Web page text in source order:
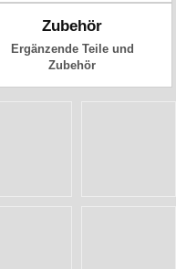
Zubehör
Ergänzende Teile und
Zubehör